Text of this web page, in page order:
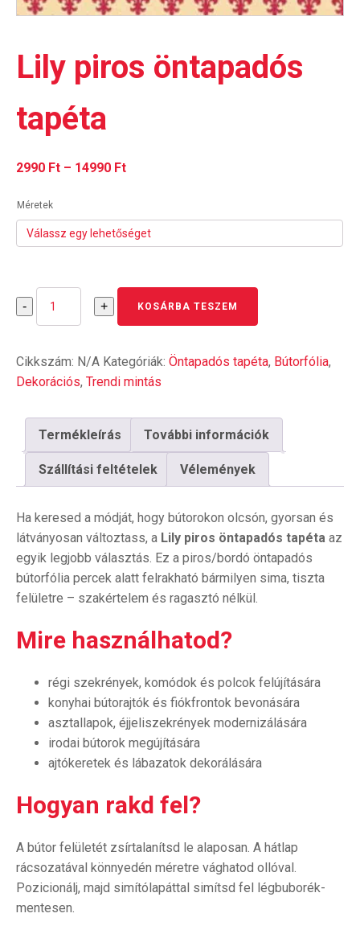
Lily piros öntapadós
tapéta
2990 Ft – 14990 FtÁrtartomány:
14990 Ft
Méretek
-
mennyiség
+ KOSÁRBA TESZEM
Cikkszám: N/A Kategóriák: Öntapadós tapéta, Bútorfólia,
Dekorációs, Trendi mintás
Termékleírás További információk
Szállítási feltételek Vélemények
Ha keresed a módját, hogy bútorokon olcsón, gyorsan és
látványosan változtass, a Lily piros öntapadós tapéta az
egyik legjobb választás. Ez a piros/bordó öntapadós
bútorfólia percek alatt felrakható bármilyen sima, tiszta
felületre – szakértelem és ragasztó nélkül.
Mire használhatod?
régi szekrények, komódok és polcok felújítására
konyhai bútorajtók és fiókfrontok bevonására
asztallapok, éjjeliszekrények modernizálására
irodai bútorok megújítására
ajtókeretek és lábazatok dekorálására
Hogyan rakd fel?
A bútor felületét zsírtalanítsd le alaposan. A hátlap
rácsozatával könnyedén méretre vághatod ollóval.
Pozicionálj, majd simítólapáttal simítsd fel légbuborék-
mentesen.